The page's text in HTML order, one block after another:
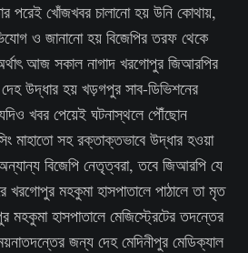
পরেই খোঁজখবর চালানো হয় উনি কোথায়,
ও জানানো হয় বিজেপির তরফ থেকে
আজ সকাল নাগাদ খরগোপুর জিআরপির
উদ্ধার হয় খড়গপুর সাব-ডিভিশনের
খবর পেয়েই ঘটনাস্থলে পৌঁছোন
মাহাতো সহ রক্তাক্তভাবে উদ্ধার হওয়া
বিজেপি নেতৃত্বরা, তবে জিআরপি যে
মহকুমা হাসপাতালে পাঠালে তা মৃত
হাসপাতালে মেজিস্ট্রেটের তদন্তের
জন্য দেহ মেদিনীপুর মেডিক্যাল